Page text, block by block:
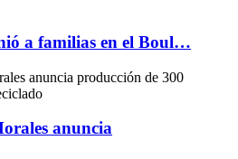
a familias en el Boul…
anuncia